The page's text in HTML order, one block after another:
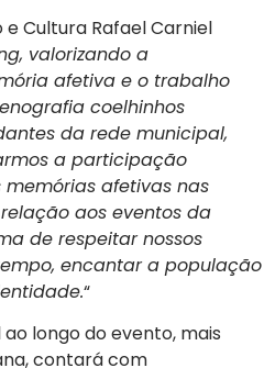
Cultura Rafael Carniel
valorizando a
afetiva e o trabalho
coelhinhos
da rede municipal,
a participação
afetivas nas
aos eventos da
de respeitar nossos
encantar a população
“
longo do evento, mais
contará com